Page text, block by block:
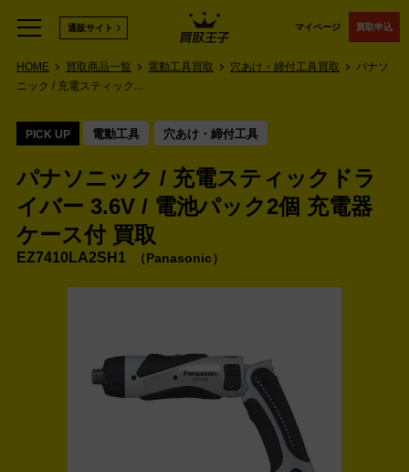
マイページ 買取申込
通販サイト
HOME 買取商品一覧 電動工具買取 穴あけ・締付工具買取
パナソ
ニック / 充電スティック...
PICK UP 電動工具 穴あけ・締付工具
パナソニック / 充電スティックドラ
イバー 3.6V / 電池パック2個 充電器
ケース付 買取
EZ7410LA2SH1 Panasonic